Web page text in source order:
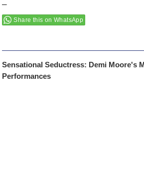
–
Share this on WhatsApp